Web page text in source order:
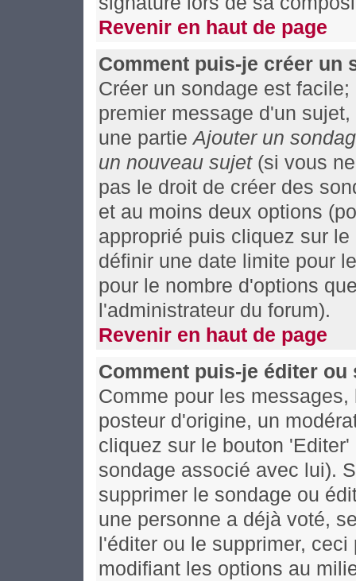
Revenir en haut de page
Comment puis-je créer un
Créer un sondage est
premier message d'un
une partieAjouter un
un nouveau sujet(si vous
pas le droit de créer des
et au moins deux options
approprié puis cliquez sur
définir une date limite pour
pour le nombre d'options
l'administrateur du forum).
Revenir en haut de page
Comment puis-je éditer
Comme pour les
posteur d'origine, un
cliquez sur le bouton
sondage associé avec lui).
supprimer le sondage ou
une personne a déjà voté,
l'éditer ou le supprimer,
modifiant les options au